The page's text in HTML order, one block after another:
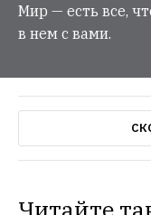
Мир — есть все,
в нем с вами.
Читайте